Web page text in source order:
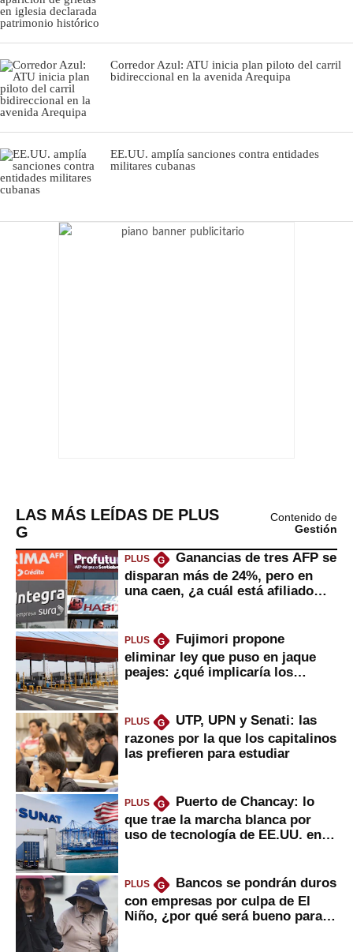
Corredor Azul: ATU inicia plan piloto del carril
bidireccional en la avenida Arequipa
EE.UU. amplía sanciones contra entidades
militares cubanas
LAS MÁS LEÍDAS DE PLUS
G
Contenido de
Gestión
PLUS G
Ganancias de tres AFP se
disparan más de 24%, pero en
una caen, ¿a cuál está afiliado
PLUS G
Fujimori propone
eliminar ley que puso en jaque
peajes: ¿qué implicaría los
PLUS G
UTP, UPN y Senati: las
razones por la que los capitalinos
las prefieren para estudiar
PLUS G
Puerto de Chancay: lo
que trae la marcha blanca por
uso de tecnología de EE.UU. en
PLUS G
Bancos se pondrán duros
con empresas por culpa de El
Niño, ¿por qué será bueno para